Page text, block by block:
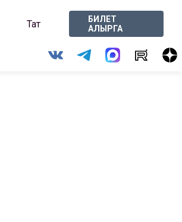
Тат
БИЛЕТ
АЛЫРГА